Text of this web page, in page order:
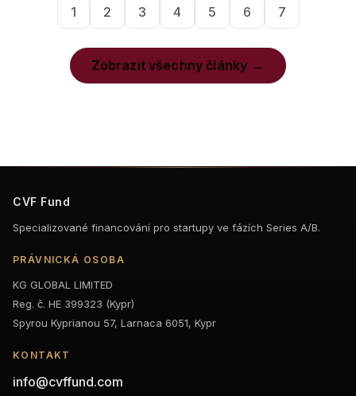
1 2 3 4 5 6 7
Zobrazit všechny články
CVF Fund
Specializované financování pro startupy ve fázích Series A/B.
PRÁVNICKÁ OSOBA
KG GLOBAL LIMITED
Reg. č. HE 399323 (Kypr)
Spyrou Kyprianou 57, Larnaca 6051, Kypr
KONTAKT
info@cvffund.com